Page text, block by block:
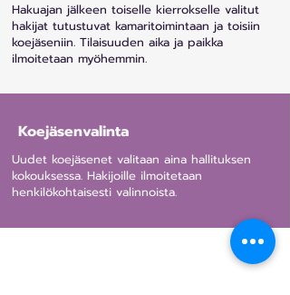
Hakuajan jälkeen toiselle kierrokselle valitut
hakijat tutustuvat kamaritoimintaan ja toisiin
koejäseniin. Tilaisuuden aika ja paikka
ilmoitetaan myöhemmin.
Koejäsenvalinta
Uudet koejäsenet valitaan aina hallituksen
kokouksessa. Hakijoille ilmoitetaan
henkilökohtaisesti valinnoista.